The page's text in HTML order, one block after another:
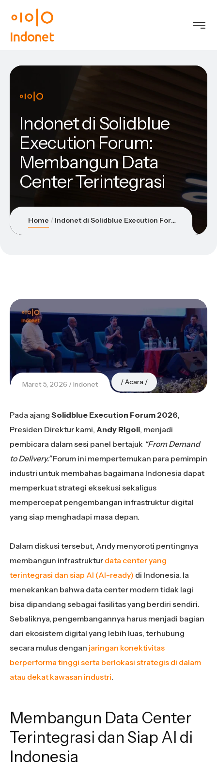
Indonet di Solidblue
Execution Forum:
Membangun Data
Center Terintegrasi
Home Indonet di Solidblue Execution Forum: Membangun Data Center Terintegrasi
Maret 5, 2026 Indonet Acara
Pada ajang Solidblue Execution Forum 2026,
Presiden Direktur kami, Andy Rigoli, menjadi
pembicara dalam sesi panel bertajuk “From Demand
to Delivery.”Forum ini mempertemukan para pemimpin
industri untuk membahas bagaimana Indonesia dapat
memperkuat strategi eksekusi sekaligus
mempercepat pengembangan infrastruktur digital
yang siap menghadapi masa depan.
Dalam diskusi tersebut, Andy menyoroti pentingnya
membangun infrastruktur data center yang
terintegrasi dan siap AI (AI-ready) di Indonesia. Ia
menekankan bahwa data center modern tidak lagi
bisa dipandang sebagai fasilitas yang berdiri sendiri.
Sebaliknya, pengembangannya harus menjadi bagian
dari ekosistem digital yang lebih luas, terhubung
secara mulus dengan jaringan konektivitas
berperforma tinggi serta berlokasi strategis di dalam
atau dekat kawasan industri.
Membangun Data Center
Terintegrasi dan Siap AI di
Indonesia